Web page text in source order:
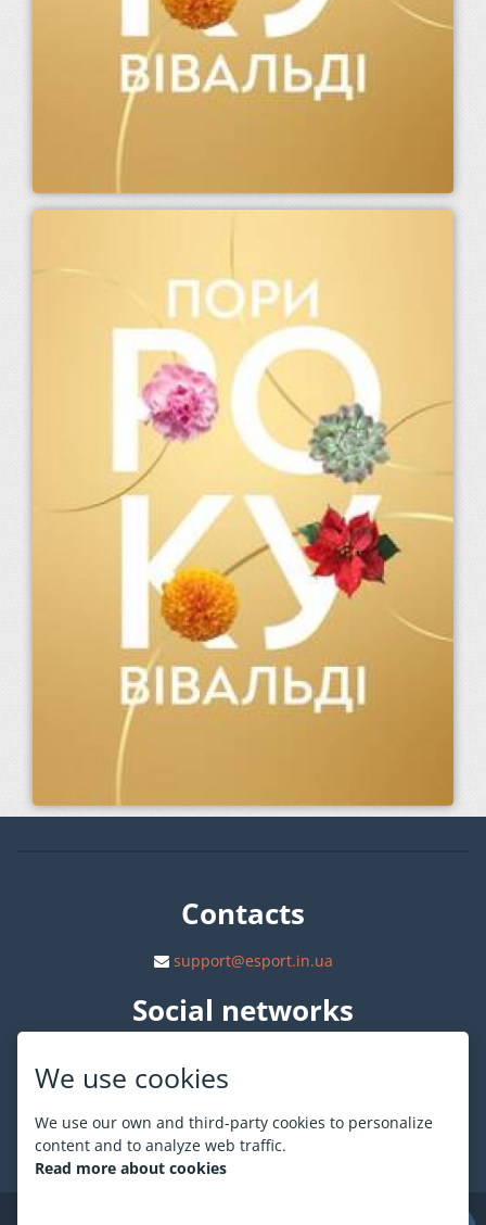
We use cookies
We use our own and third-party cookies to personalize
content and to analyze web traffic.
Read more about cookies
Contacts
support@esport.in.ua
Social networks
About ESPORT